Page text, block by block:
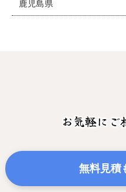
鹿児島県
お気軽にご
無料見積